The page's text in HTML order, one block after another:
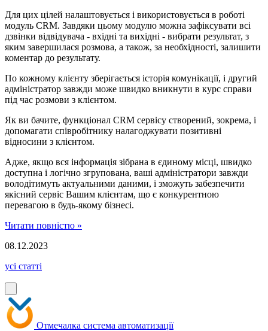
Для цих цілей налаштовується і використовується в роботі
модуль CRM. Завдяки цьому модулю можна зафіксувати всі
дзвінки відвідувача - вхідні та вихідні - вибрати результат, з
яким завершилася розмова, а також, за необхідності, залишити
коментар до результату.
По кожному клієнту зберігається історія комунікації, і другий
адміністратор завжди може швидко вникнути в курс справи
під час розмови з клієнтом.
Як ви бачите, функціонал CRM сервісу створений, зокрема, і
допомагати співробітнику налагоджувати позитивні
відносини з клієнтом.
Адже, якщо вся інформація зібрана в єдиному місці, швидко
доступна і логічно згрупована, ваші адміністратори завжди
володітимуть актуальними даними, і зможуть забезпечити
якісний сервіс Вашим клієнтам, що є конкурентною
перевагою в будь-якому бізнесі.
Читати повністю »
08.12.2023
усі статті
Отмечалка система автоматизації